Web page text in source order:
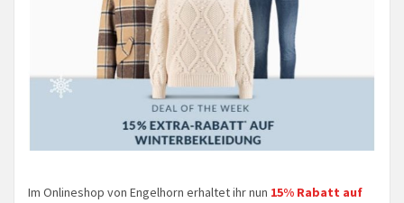
Im Onlineshop von Engelhorn erhaltet ihr nun 15% Rabatt auf